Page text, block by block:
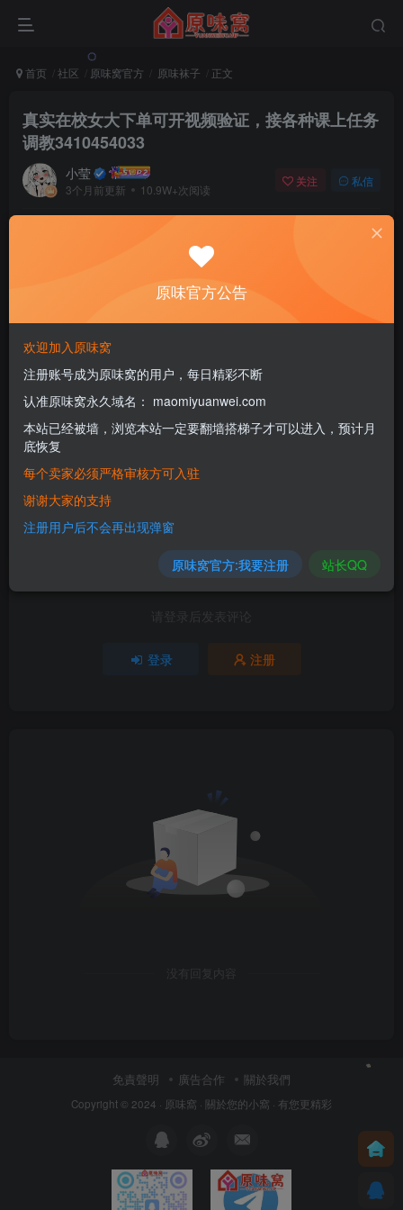
首页 社区 原味窝官方 原味袜子 正文
真实在校女大下单可开视频验证，接各种课上任务
调教3410454033
小莹
3个月前更新 10.9W+次阅读
关注 私信
该版块内容已隐藏，请登录后查看
登录后继续查看
8
请登录后发表评论
登录 注册
没有回复内容
免責聲明 廣告合作 關於我們
Copyright © 2024 · 原味窩 · 關於您的小窩 · 有您更精彩
原味官方公告
欢迎加入原味窝
注册账号成为原味窝的用户，每日精彩不断
认准原味窝永久域名： maomiyuanwei.com
本站已经被墙，浏览本站一定要翻墙搭梯子才可以进入，预计月
底恢复
每个卖家必须严格审核方可入驻
谢谢大家的支持
注册用户后不会再出现弹窗
原味窝官方:我要注册 站长QQ